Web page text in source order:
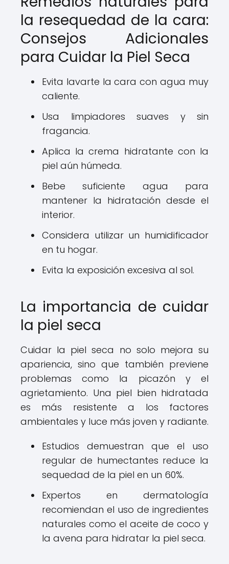
la resequedad de la cara:
Consejos Adicionales
para Cuidar la Piel Seca
Evita lavarte la cara con agua muy
caliente.
Usa limpiadores suaves y sin
fragancia.
Aplica la crema hidratante con la
piel aún húmeda.
Bebe suficiente agua para
mantener la hidratación desde el
interior.
Considera utilizar un humidificador
en tu hogar.
Evita la exposición excesiva al sol.
La importancia de cuidar
la piel seca
Cuidar la piel seca no solo mejora su
apariencia, sino que también previene
problemas como la picazón y el
agrietamiento. Una piel bien hidratada
es más resistente a los factores
ambientales y luce más joven y radiante.
Estudios demuestran que el uso
regular de humectantes reduce la
sequedad de la piel en un 60%.
Expertos en dermatología
recomiendan el uso de ingredientes
naturales como el aceite de coco y
la avena para hidratar la piel seca.